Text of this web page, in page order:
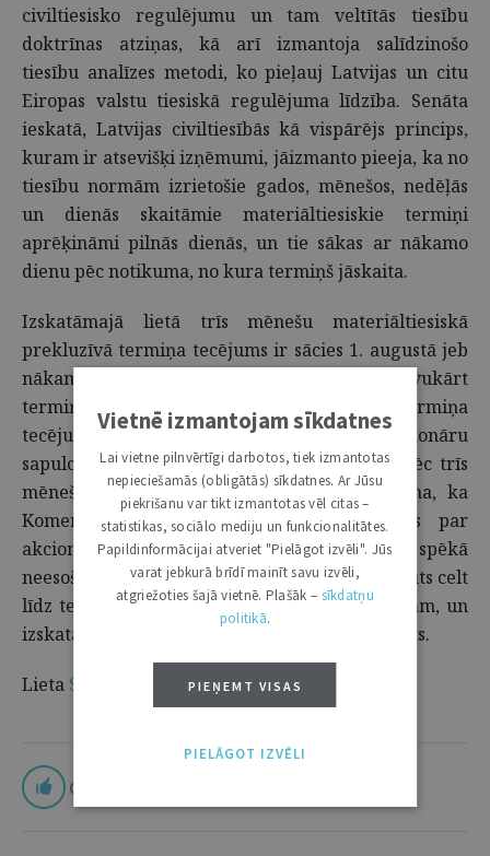
civiltiesisko regulējumu un tam veltītās tiesību
doktrīnas atziņas, kā arī izmantoja salīdzinošo
tiesību analīzes metodi, ko pieļauj Latvijas un citu
Eiropas valstu tiesiskā regulējuma līdzība. Senāta
ieskatā, Latvijas civiltiesībās kā vispārējs princips,
kuram ir atsevišķi izņēmumi, jāizmanto pieeja, ka no
tiesību normām izrietošie gados, mēnešos, nedēļās
un dienās skaitāmie materiāltiesiskie termiņi
aprēķināmi pilnās dienās, un tie sākas ar nākamo
dienu pēc notikuma, no kura termiņš jāskaita.
Izskatāmajā lietā trīs mēnešu materiāltiesiskā
prekluzīvā termiņa tecējums ir sācies 1. augustā jeb
nākamajā dienā pēc akcionāru sapulces. Savukārt
termiņa pēdējā diena ir 31. oktobris, kas ir termiņa
tecējumu izraisījušā notikuma, proti, akcionāru
sapulces norises, dienai atbilstošais datums pēc trīs
mēnešiem. Ņemot vērā minēto, Senāts atzina, ka
Komerclikumā noteiktais termiņš prasības par
akcionāru sapulces lēmuma atzīšanu par spēkā
neesošu celšanai ir jāsaprot tā, ka prasību atļauts celt
līdz termiņa pēdējās dienas 31. oktobra beigām, un
izskatāmajā lietā šis termiņš nav ticis pārsniegts.
Lieta SKC-73/2026
0
Vietnē izmantojam sīkdatnes
Lai vietne pilnvērtīgi darbotos, tiek izmantotas
nepieciešamās (obligātās) sīkdatnes. Ar Jūsu
piekrišanu var tikt izmantotas vēl citas –
statistikas, sociālo mediju un funkcionalitātes.
Papildinformācijai atveriet "Pielāgot izvēli". Jūs
varat jebkurā brīdī mainīt savu izvēli,
atgriežoties šajā vietnē. Plašāk – sīkdatņu
politikā.
PIEŅEMT VISAS
PIELĀGOT IZVĒLI